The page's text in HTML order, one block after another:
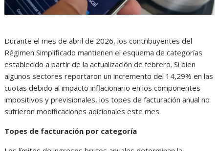
Durante el mes de abril de 2026, los contribuyentes del
Régimen Simplificado mantienen el esquema de categorías
establecido a partir de la actualización de febrero. Si bien
algunos sectores reportaron un incremento del 14,29% en las
cuotas debido al impacto inflacionario en los componentes
impositivos y previsionales, los topes de facturación anual no
sufrieron modificaciones adicionales este mes.
Topes de facturación por categoría